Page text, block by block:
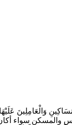
والمسكن سواء